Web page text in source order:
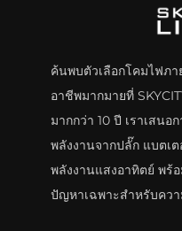
ค้นพบตัวเลือกโคมไฟภ
อาชีพมากมายที่
มากกว่า 10 ปี เราเสน
พลังงานจากปลั๊ก แบตเ
พลังงานแสงอาทิตย์ พร้
ปัญหาเฉพาะสำหรับคว